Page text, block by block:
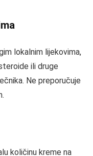
lokalnim lijekovima,
ili druge
Ne preporučuje
količinu kreme na